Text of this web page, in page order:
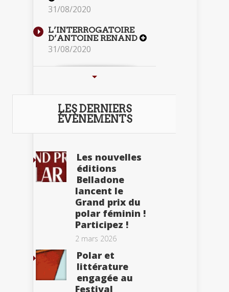
31/08/2020
L’INTERROGATOIRE
D’ANTOINE RENAND
31/08/2020
LES DERNIERS
ÉVÈNEMENTS
Les nouvelles
éditions
Belladone
lancent le
Grand prix du
polar féminin !
Participez !
2 mars 2026
Polar et
littérature
engagée au
Festival